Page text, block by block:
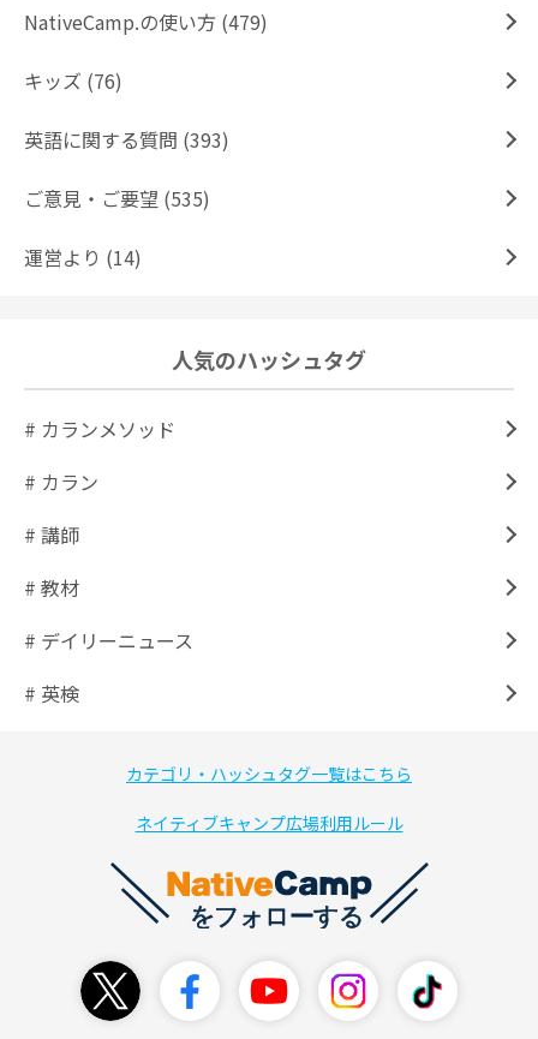
NativeCamp.の使い方 (479)
キッズ (76)
英語に関する質問 (393)
ご意見・ご要望 (535)
運営より (14)
人気のハッシュタグ
# カランメソッド
# カラン
# 講師
# 教材
# デイリーニュース
# 英検
カテゴリ・ハッシュタグ一覧はこちら
ネイティブキャンプ広場利用ルール